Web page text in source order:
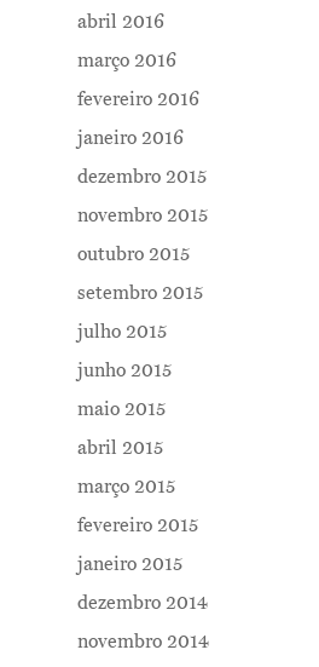
abril 2016
março 2016
fevereiro 2016
janeiro 2016
dezembro 2015
novembro 2015
outubro 2015
setembro 2015
julho 2015
junho 2015
maio 2015
abril 2015
março 2015
fevereiro 2015
janeiro 2015
dezembro 2014
novembro 2014